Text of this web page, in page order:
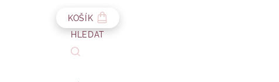
KOŠÍK
HLEDAT